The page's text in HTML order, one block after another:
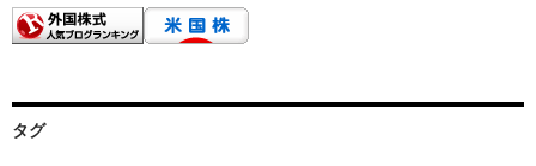
タグ